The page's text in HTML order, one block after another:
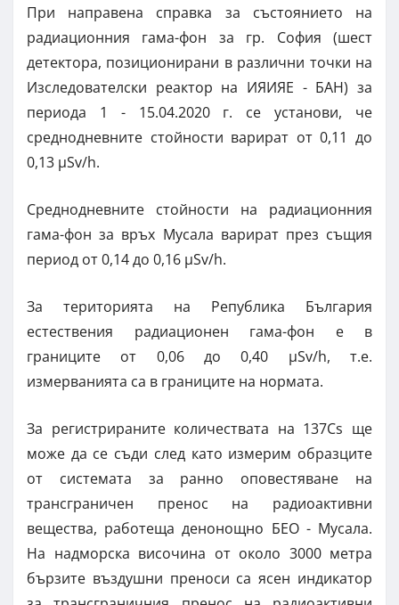
При направена справка за състоянието на
радиационния гама-фон за гр. София (шест
детектора, позиционирани в различни точки на
Изследователски реактор на ИЯИЯЕ - БАН) за
периода 1 - 15.04.2020 г. се установи, че
среднодневните стойности варират от 0,11 до
0,13 µSv/h.
Среднодневните стойности на радиационния
гама-фон за връх Мусала варират през същия
период от 0,14 до 0,16 µSv/h.
За територията на Република България
естествения радиационен гама-фон е в
границите от 0,06 до 0,40 µSv/h, т.е.
измерванията са в границите на нормата.
За регистрираните количествата на 137Cs ще
може да се съди след като измерим образците
от системата за ранно оповестяване на
трансграничен пренос на радиоактивни
вещества, работеща денонощно БЕО - Мусала.
На надморска височина от около 3000 метра
бързите въздушни преноси са ясен индикатор